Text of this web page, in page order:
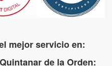
mejor servicio en:
de la Orden: